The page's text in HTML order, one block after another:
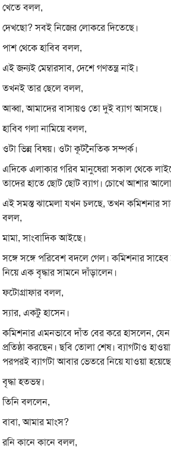
খেতে বলল,
দেখছো? সবই নিজের লোকরে দিতেছে।
পাশ থেকে হাবিব বলল,
এই জন্যই মেম্বারসাব, দেশে গণতন্ত্র নাই।
তখনই তার ছেলে বলল,
আব্বা, আমাদের বাসায়ও তো দুই ব্যাগ আসছে।
হাবিব গলা নামিয়ে বলল,
ওটা ভিন্ন বিষয়। ওটা কূটনৈতিক সম্পর্ক।
এদিকে এলাকার গরিব মানুষেরা সকাল থেকে
তাদের হাতে ছোট ছোট ব্যাগ। চোখে আশার
এই সমস্ত ঝামেলা যখন চলছে, তখন কমিশনার
বলল,
মামা, সাংবাদিক আইছে।
সঙ্গে সঙ্গে পরিবেশ বদলে গেল। কমিশনার
নিয়ে এক বৃদ্ধার সামনে দাঁড়ালেন।
ফটোগ্রাফার বলল,
স্যার, একটু হাসেন।
কমিশনার এমনভাবে দাঁত বের করে হাসলেন, যেন
প্রতিষ্ঠা করছেন। ছবি তোলা শেষ। ব্যাগটাও
পরপরই ব্যাগটা আবার ভেতরে নিয়ে যাওয়া
বৃদ্ধা হতভম্ব।
তিনি বললেন,
বাবা, আমার মাংস?
রনি কানে কানে বলল,